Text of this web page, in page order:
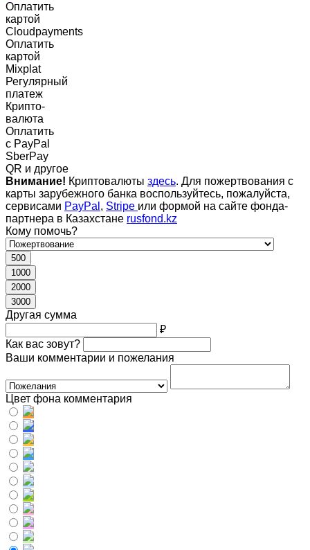
Оплатить
картой
Cloudpayments
Оплатить
картой
Mixplat
Регулярный
платеж
Крипто-
валюта
Оплатить
c PayPal
SberPay
QR и другое
Внимание! Криптовалюты здесь. Для пожертвования с
карты зарубежного банка воспользуйтесь, пожалуйста,
сервисами PayPal , Stripe или формой на сайте фонда-
партнера в Казахстане rusfond.kz
Кому помочь?
500
1000
2000
3000
Другая сумма
₽
Как вас зовут?
Ваши комментарии и пожелания
Цвет фона комментария